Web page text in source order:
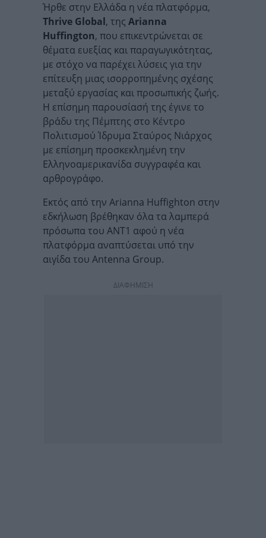
Ήρθε στην Ελλάδα η νέα πλατφόρμα,
Thrive Global, της Arianna
Huffington, που επικεντρώνεται σε
θέματα ευεξίας και παραγωγικότητας,
με στόχο να παρέχει λύσεις για την
επίτευξη μιας ισορροπημένης σχέσης
μεταξύ εργασίας και προσωπικής ζωής.
Η επίσημη παρουσίασή της έγινε το
βράδυ της Πέμπτης στο Κέντρο
Πολιτισμού Ίδρυμα Σταύρος Νιάρχος
με επίσημη προσκεκλημένη την
Ελληνοαμερικανίδα συγγραφέα και
αρθρογράφο.
Εκτός από την Arianna Huffighton στην
εδκήλωση βρέθηκαν όλα τα λαμπερά
πρόσωπα του ΑΝΤ1 αφού η νέα
πλατφόρμα αναπτύσεται υπό την
αιγίδα του Antenna Group.
ΔΙΑΦΗΜΙΣΗ